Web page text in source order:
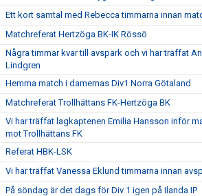
Ett kort samtal med Rebecca timmarna innan
Matchreferat Hertzöga BK-IK Rössö
Några timmar kvar till avspark och vi har träffat
Lindgren
Hemma match i damernas Div1 Norra Götaland
Matchreferat Trollhättans FK-Hertzöga BK
Vi har träffat lagkaptenen Emilia Hansson inför
mot Trollhättans FK
Referat HBK-LSK
Vi har träffat Vanessa Eklund timmarna innan
På söndag är det dags för Div 1 igen på Ilanda IP